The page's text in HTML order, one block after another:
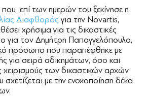
επί των ημερών του ξεκίνησε η
Διαφθοράς για την Novartis,
χρήσιμα για τις δικαστικές
για τον Δημήτρη Παπαγγελόπουλο,
πρόσωπο που παραπέφθηκε με
για σειρά αδικημάτων, όσο και
χειρισμούς των δικαστικών αρχών
με την ενοχοποίηση δέκα